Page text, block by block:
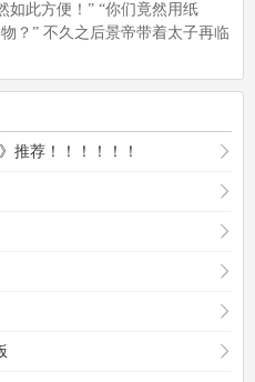
如此方便！” “你们竟然用纸
？” 不久之后景帝带着太子再临
推荐！！！！！！